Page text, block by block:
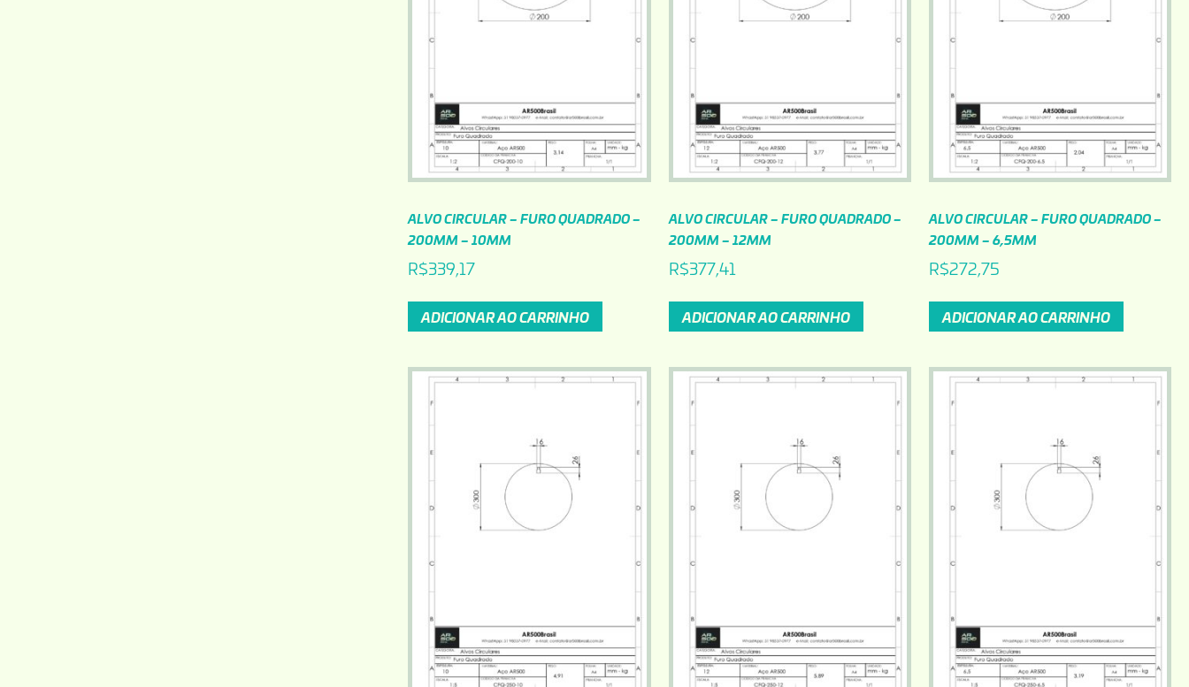
ALVO CIRCULAR – FURO QUADRADO –
200MM – 10MM
R$339,17
ADICIONAR AO CARRINHO
ALVO CIRCULAR – FURO QUADRADO –
200MM – 12MM
R$377,41
ADICIONAR AO CARRINHO
ALVO CIRCULAR – FURO QUADRADO –
200MM – 6,5MM
R$272,75
ADICIONAR AO CARRINHO